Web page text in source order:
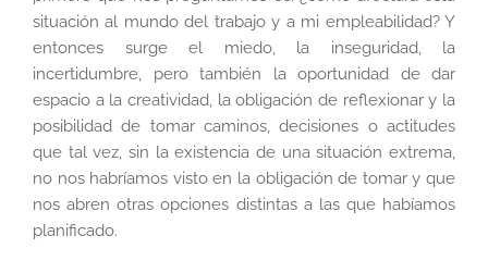
situación al mundo del trabajo y a mi empleabilidad? Y
entonces surge el miedo, la inseguridad, la
incertidumbre, pero también la oportunidad de dar
espacio a la creatividad, la obligación de reflexionar y la
posibilidad de tomar caminos, decisiones o actitudes
que tal vez, sin la existencia de una situación extrema,
no nos habríamos visto en la obligación de tomar y que
nos abren otras opciones distintas a las que habíamos
planificado.